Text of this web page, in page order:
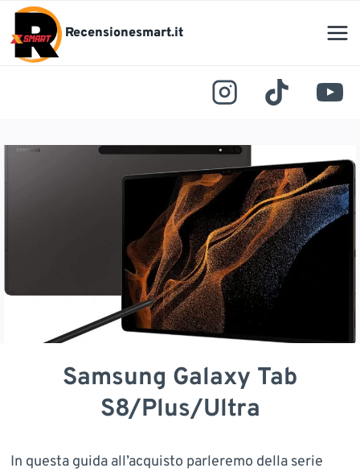
Salta
contenuto
Recensionesmart.it
Samsung Galaxy Tab
S8/Plus/Ultra
In questa guida all’acquisto parleremo della serie